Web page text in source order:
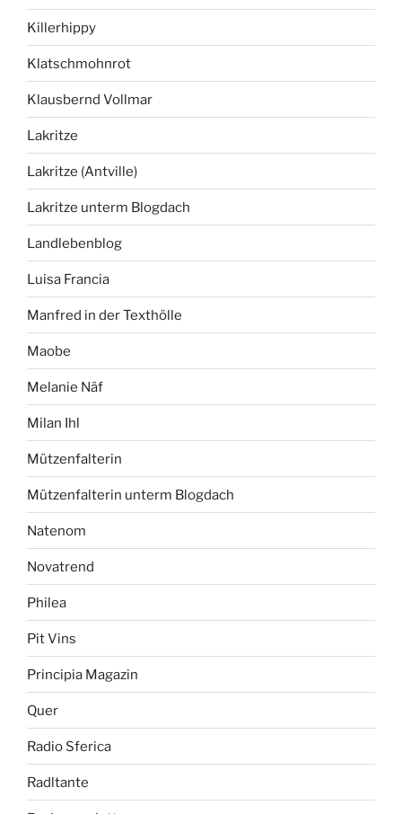
Killerhippy
Klatschmohnrot
Klausbernd Vollmar
Lakritze
Lakritze (Antville)
Lakritze unterm Blogdach
Landlebenblog
Luisa Francia
Manfred in der Texthölle
Maobe
Melanie Näf
Milan Ihl
Mützenfalterin
Mützenfalterin unterm Blogdach
Natenom
Novatrend
Philea
Pit Vins
Principia Magazin
Quer
Radio Sferica
Radltante